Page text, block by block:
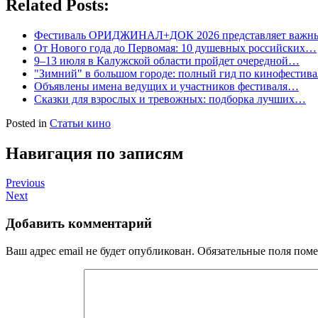
Related Posts:
Фестиваль ОРИДЖИНАЛ+ДОК 2026 представляет
От Нового года до Первомая: 10 душевных российских…
9–13 июля в Калужской области пройдет очередной…
"Зимний" в большом городе: полный гид по
Объявлены имена ведущих и участников фестиваля…
Сказки для взрослых и тревожных: подборка лучших…
Posted in Статьи кино
Навигация по записям
Previous
Next
Добавить комментарий
Ваш адрес email не будет опубликован. Обязательные поля